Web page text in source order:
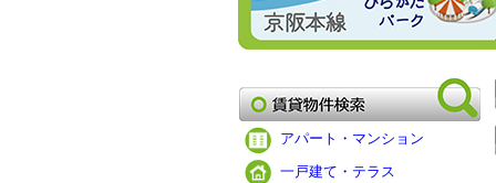
アパート・マンション
一戸建て・テラス